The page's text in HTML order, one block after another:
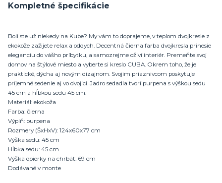
Kompletné špecifikácie
Boli ste už niekedy na Kube? My vám to doprajeme, v teplom dvojkresle z
ekokože zažijete relax a oddych. Decentná čierna farba dvojkresla prinesie
eleganciu do vášho príbytku, a samozrejme oživí interiér. Premeňte svoj
domov na štýlové miesto a vyberte si kreslo CUBA. Okrem toho, že je
praktické, dýcha aj novým dizajnom. Svojim priaznivcom poskytuje
príjemné sedenie aj vo dvojici. Jadro sedadla tvorí purpena s výškou sedu
45 cm a hĺbkou sedu 45 cm.
Materiál: ekokoža
Farba: čierna
Výplň: purpena
Rozmery (ŠxHxV): 124x60x77 cm
Výška sedu: 45 cm
Hĺbka sedu: 45 cm
Výška opierky na chrbát: 69 cm
Dodávané v monte